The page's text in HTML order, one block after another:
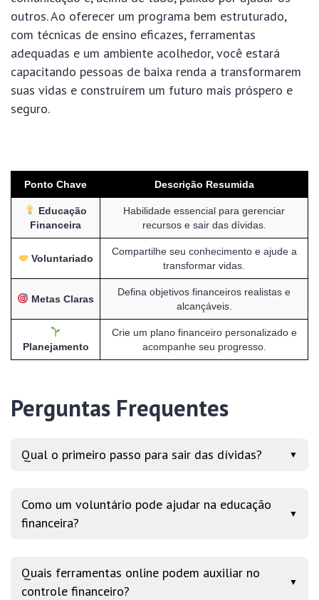
outros. Ao oferecer um programa bem estruturado,
com técnicas de ensino eficazes, ferramentas
adequadas e um ambiente acolhedor, você estará
capacitando pessoas de baixa renda a transformarem
suas vidas e construírem um futuro mais próspero e
seguro.
Ponto Chave Descrição Resumida
Educação
Financeira
Habilidade essencial para gerenciar
recursos e sair das dívidas.
Voluntariado
Compartilhe seu conhecimento e ajude a
transformar vidas.
Metas Claras
Defina objetivos financeiros realistas e
alcançáveis.
Planejamento
Crie um plano financeiro personalizado e
acompanhe seu progresso.
Perguntas Frequentes
Qual o primeiro passo para sair das dívidas? ▼
Como um voluntário pode ajudar na educação
financeira?
▼
Quais ferramentas online podem auxiliar no
controle financeiro?
▼